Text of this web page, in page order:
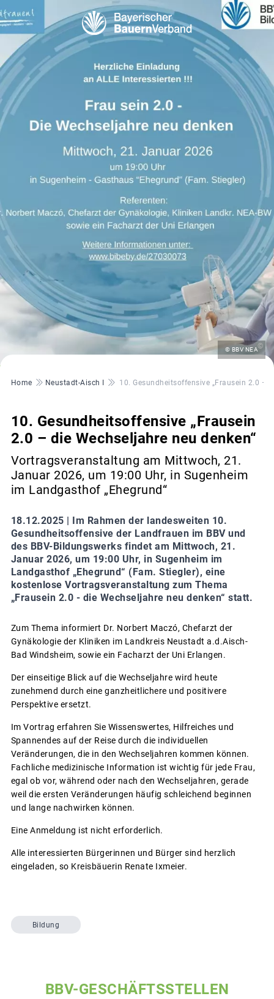
© BBV NEA©
Pfadnavigation
Home Neustadt-Aisch I 10. Gesundheitsoffensive „Frausein 2.0 –
10. Gesundheitsoffensive „Frausein
2.0 – die Wechseljahre neu denken“
Vortragsveranstaltung am Mittwoch, 21.
Januar 2026, um 19:00 Uhr, in Sugenheim
im Landgasthof „Ehegrund“
18.12.2025 | Im Rahmen der landesweiten 10.
Gesundheitsoffensive der Landfrauen im BBV und
des BBV-Bildungswerks findet am Mittwoch, 21.
Januar 2026, um 19:00 Uhr, in Sugenheim im
Landgasthof „Ehegrund“ (Fam. Stiegler), eine
kostenlose Vortragsveranstaltung zum Thema
„Frausein 2.0 - die Wechseljahre neu denken“ statt.
Zum Thema informiert Dr. Norbert Maczó, Chefarzt der
Gynäkologie der Kliniken im Landkreis Neustadt a.d.Aisch-
Bad Windsheim, sowie ein Facharzt der Uni Erlangen.
Der einseitige Blick auf die Wechseljahre wird heute
zunehmend durch eine ganzheitlichere und positivere
Perspektive ersetzt.
Im Vortrag erfahren Sie Wissenswertes, Hilfreiches und
Spannendes auf der Reise durch die individuellen
Veränderungen, die in den Wechseljahren kommen können.
Fachliche medizinische Information ist wichtig für jede Frau,
egal ob vor, während oder nach den Wechseljahren, gerade
weil die ersten Veränderungen häufig schleichend beginnen
und lange nachwirken können.
Eine Anmeldung ist nicht erforderlich.
Alle interessierten Bürgerinnen und Bürger sind herzlich
eingeladen, so Kreisbäuerin Renate Ixmeier.
Bildung
BBV-GESCHÄFTSSTELLEN